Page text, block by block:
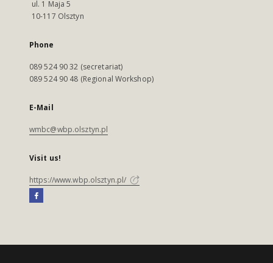
ul. 1 Maja 5
10-117 Olsztyn
Phone
089 524 90 32 (secretariat)
089 524 90 48 (Regional Workshop)
E-Mail
wmbc@wbp.olsztyn.pl
Visit us!
https://www.wbp.olsztyn.pl/